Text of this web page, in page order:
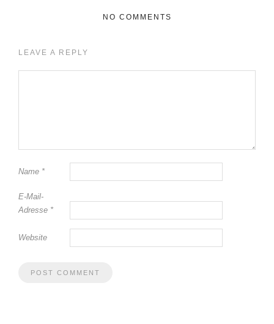
NO COMMENTS
LEAVE A REPLY
Name *
E-Mail-
Adresse *
Website